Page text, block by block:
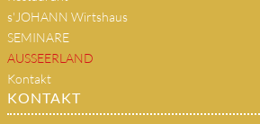
s'JOHANN Wirtshaus
SEMINARE
AUSSEERLAND
Kontakt
KONTAKT